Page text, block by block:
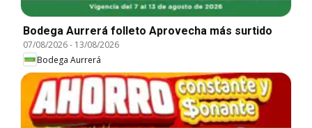
Bodega Aurrerá folleto Aprovecha más surtido
07/08/2026- 13/08/2026
Bodega Aurrerá